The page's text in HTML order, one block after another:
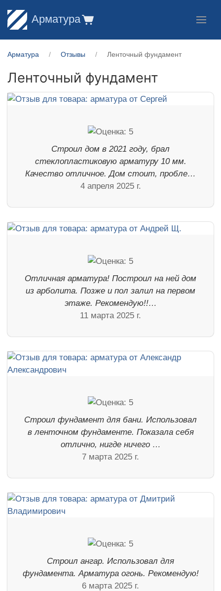
Арматура
Арматура Отзывы Ленточный фундамент
Ленточный фундамент
Строил дом в 2021 году, брал
стеклопластиковую арматуру 10 мм.
Качество отличное. Дом стоит, пробле…
4 апреля 2025 г.
Отличная арматура! Построил на ней дом
из арболита. Позже и пол залил на первом
этаже. Рекомендую!!…
11 марта 2025 г.
Строил фундамент для бани. Использовал
в ленточном фундаменте. Показала себя
отлично, нигде ничего …
7 марта 2025 г.
Строил ангар. Использовал для
фундамента. Арматура огонь. Рекомендую!
6 марта 2025 г.